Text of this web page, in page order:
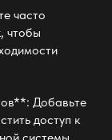
часто
чтобы
Добавьте
доступ к